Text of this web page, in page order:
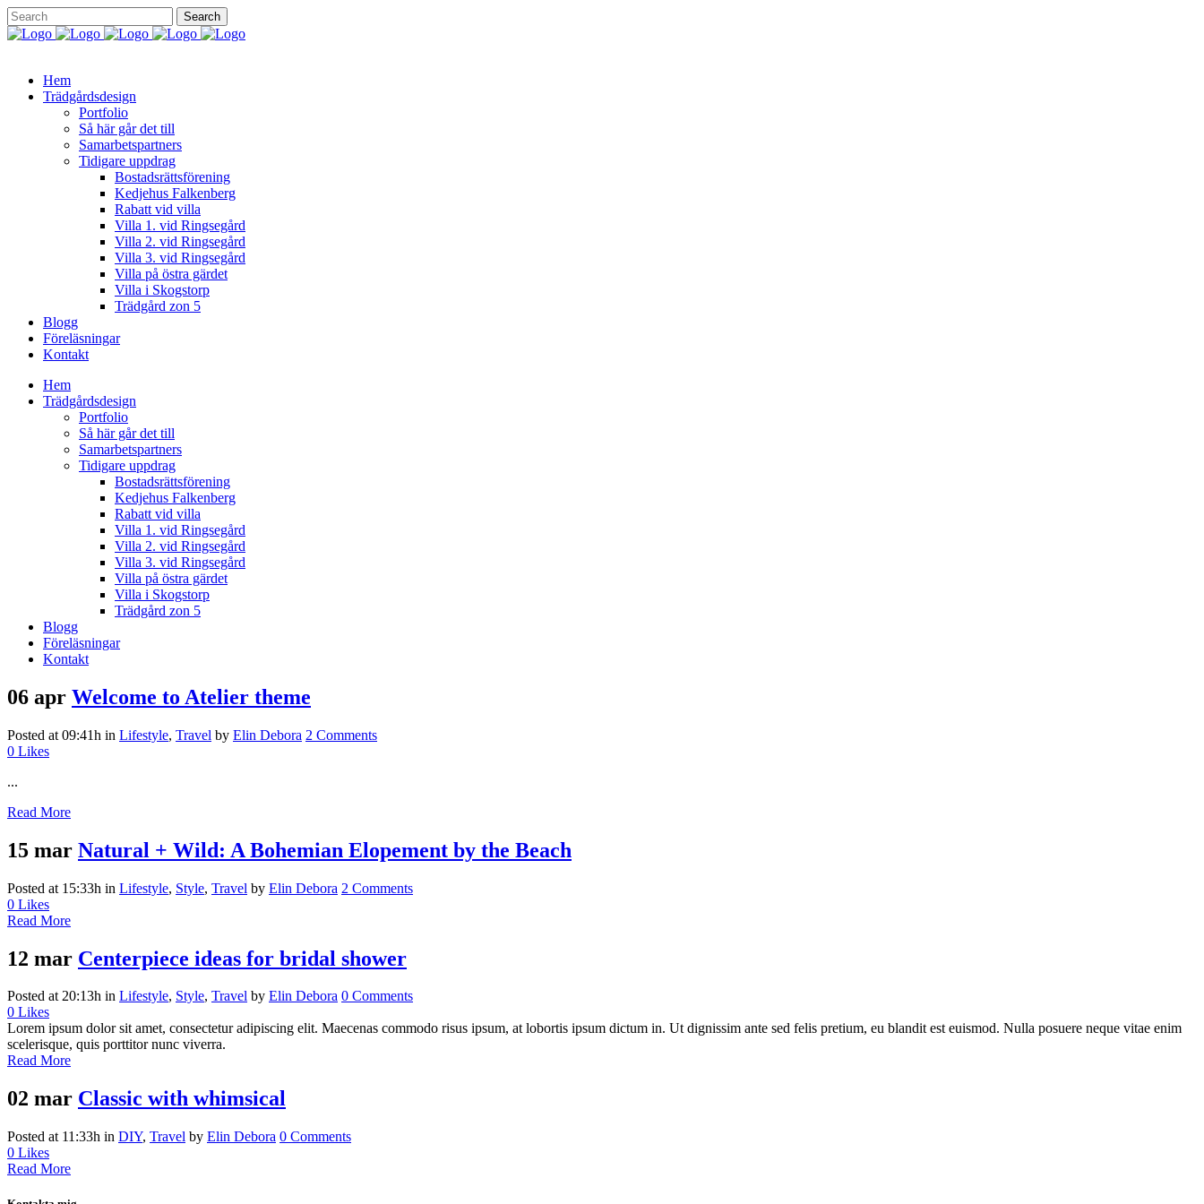
Hem
Trädgårdsdesign
Portfolio
Så här går det till
Samarbetspartners
Tidigare uppdrag
Bostadsrättsförening
Kedjehus Falkenberg
Rabatt vid villa
Villa 1. vid Ringsegård
Villa 2. vid Ringsegård
Villa 3. vid Ringsegård
Villa på östra gärdet
Villa i Skogstorp
Trädgård zon 5
Blogg
Föreläsningar
Kontakt
Hem
Trädgårdsdesign
Portfolio
Så här går det till
Samarbetspartners
Tidigare uppdrag
Bostadsrättsförening
Kedjehus Falkenberg
Rabatt vid villa
Villa 1. vid Ringsegård
Villa 2. vid Ringsegård
Villa 3. vid Ringsegård
Villa på östra gärdet
Villa i Skogstorp
Trädgård zon 5
Blogg
Föreläsningar
Kontakt
06 apr Welcome to Atelier theme
Posted at 09:41h in Lifestyle, Travel by Elin Debora 2 Comments
0 Likes
...
Read More
15 mar Natural + Wild: A Bohemian Elopement by the Beach
Posted at 15:33h in Lifestyle, Style, Travel by Elin Debora 2 Comments
0 Likes
Read More
12 mar Centerpiece ideas for bridal shower
Posted at 20:13h in Lifestyle, Style, Travel by Elin Debora 0 Comments
0 Likes
Lorem ipsum dolor sit amet, consectetur adipiscing elit. Maecenas commodo risus ipsum, at lobortis ipsum dictum in. Ut dignissim ante sed felis pretium, eu blandit est euismod. Nulla posuere neque vitae enim
scelerisque, quis porttitor nunc viverra.
Read More
02 mar Classic with whimsical
Posted at 11:33h in DIY, Travel by Elin Debora 0 Comments
0 Likes
Read More